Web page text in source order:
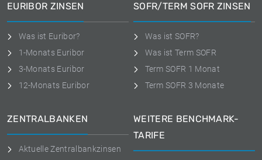
EURIBOR ZINSEN
Was ist Euribor?
1-Monats Euribor
3-Monats Euribor
12-Monats Euribor
SOFR/TERM SOFR ZINSEN
Was ist SOFR?
Was ist Term SOFR
Term SOFR 1 Monat
Term SOFR 3 Monate
ZENTRALBANKEN
Aktuelle Zentralbankzinsen
WEITERE BENCHMARK-
TARIFE